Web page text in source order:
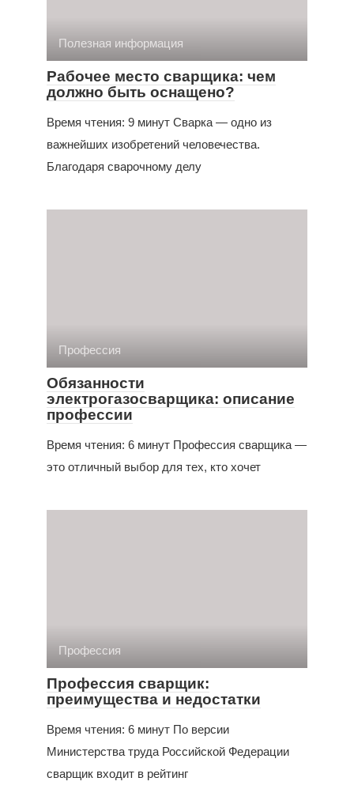
Полезная информация
Рабочее место сварщика: чем
должно быть оснащено?
Время чтения: 9 минут Сварка — одно из
важнейших изобретений человечества.
Благодаря сварочному делу
Профессия
Обязанности
электрогазосварщика: описание
профессии
Время чтения: 6 минут Профессия сварщика —
это отличный выбор для тех, кто хочет
Профессия
Профессия сварщик:
преимущества и недостатки
Время чтения: 6 минут По версии
Министерства труда Российской Федерации
сварщик входит в рейтинг